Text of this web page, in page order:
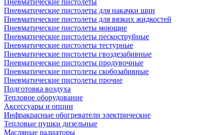
Пневматические пистолеты
Пневматические пистолеты для накачки шин
Пневматические пистолеты для вязких жидкостей
Пневматические пистолеты моющие
Пневматические пистолеты пескоструйные
Пневматические пистолеты тестурные
Пневматические пистолеты гвоздезабивные
Пневматические пистолеты продувочные
Пневматические пистолеты скобозабивные
Пневматические пистолеты прочие
Подготовка воздуха
Тепловое оборудование
Аксессуары и опции
Инфракрасные обогреватели электрические
Тепловые пушки дизельные
Масляные радиаторы